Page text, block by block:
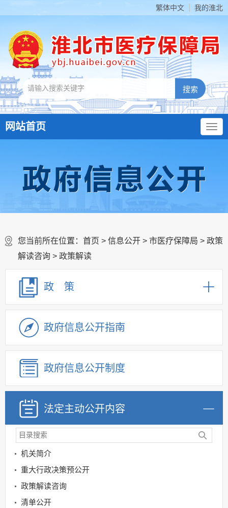
繁体中文 我的淮北
网站首页
您当前所在位置： 首页 > 信息公开 > 市医疗保障局 > 政策
解读咨询 > 政策解读
政 策
政府信息公开指南
政府信息公开制度
法定主动公开内容
机关简介
重大行政决策预公开
政策解读咨询
清单公开